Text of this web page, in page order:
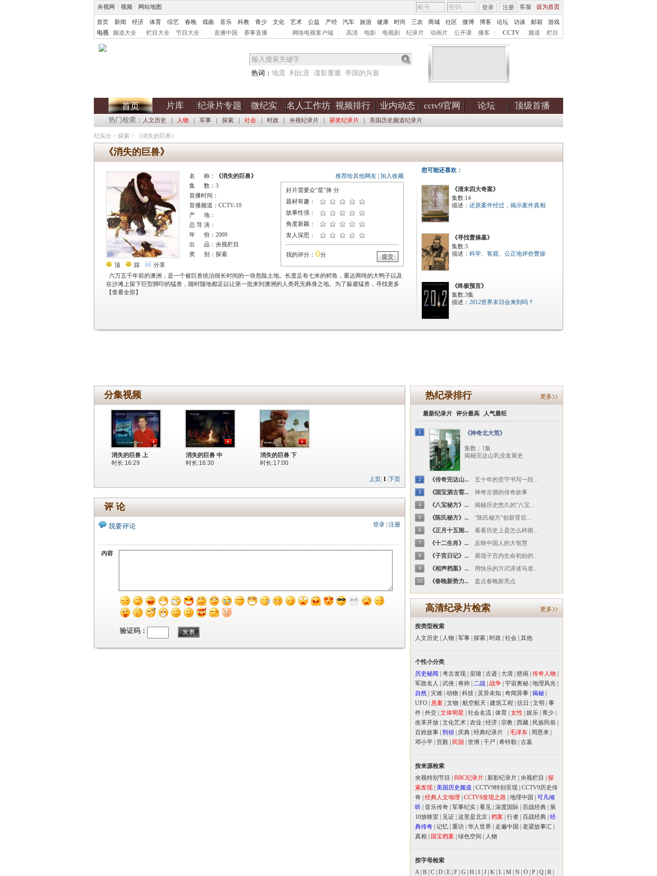
央视网 视频 网站地图 客服 设为首页
登录 注册
首页 新闻 经济 体育 综艺 春晚 戏曲 音乐 科教 青少 文化 艺术 公益 产经 汽车 旅游 健康 时尚 三农 商城 社区 微博 博客 论坛 访谈 邮箱
游戏
电视
频道大全 栏目大全 节目大全 直播中国 赛事直播 网络电视客户端 高清 电影 电视剧 纪录片 动画片 公开课 播客 CCTV 频道 栏目
热词： 地震 利比亚 谍影重重 帝国的兴衰
首页 片库 纪录片专题 微纪实 名人工作坊 视频排行 业内动态 cctv9官网 论坛 顶级首播
热门检索： 人文历史 人物 军事 探索 社会 时政 央视纪录片 获奖纪录片 美国历史频道纪录片
纪实台 > 探索 > 《消失的巨兽》
《消失的巨兽》
顶 踩 分享
名 称：
《消失的巨兽》
集 数：3
首播时间：
首播频道：CCTV-10
产 地：
总 导 演：
年 份：2009
出 品：央视栏目
类 别：探索
六万五千年前的澳洲，是一个被巨兽统治很长时间的一块危险土地。长度足有七米的鳄鱼，重达两吨的大鸭子以及
在沙滩上留下巨型脚印的猛兽，随时随地都足以让第一批来到澳洲的人类死无葬身之地。为了躲避猛兽，寻找更多
【查看全部】
推荐给其他网友 加入收藏
好片需要众“星”捧 分
题材有趣：
故事性强：
角度新颖：
发人深思：
我的评分： 0分 提交
您可能还喜欢：
《清末四大奇案》
集数:14
描述： 还原案件经过，揭示案件真相
《寻找曹操墓》
集数:3
描述： 科学、客观、公正地评价曹操
《终极预言》
集数:3集
描述： 2012世界末日会来到吗？
分集视频
消失的巨兽 上
时长:16:29
消失的巨兽 中
时长:16:30
消失的巨兽 下
时长:17:00
上页 1 下页
评 论
登录 注册
我要评论
内容
验证码：
热纪录排行 更多
最新纪录片 评分最高 人气最旺
1 《神奇北大荒》
集数：1集
揭秘完达山乳业发展史
2 《传奇完达山... 五十年的坚守书写一段...
3 《国宝酒古窖... 神奇古酒的传奇故事
4 《八宝秘方》... 揭秘历史悠久的“八宝...
5 《陈氏秘方》... “陈氏秘方”创新背后...
6 《正月十五闹... 看看历史上是怎么样闹...
7 《十二生肖》... 反映中国人的大智慧
8 《子宫日记》... 展现子宫内生命初始的...
9 《相声档案》... 用快乐的方式讲述马老...
10 《春晚新势力... 盘点春晚新亮点
高清纪录片检索 更多
按类型检索
人文历史
人物 军事 探索 时政 社会 其他
个性小分类
历史秘闻
考古发现 皇陵 古迹 大清 慈禧 传奇人物
军政名人
武侠 将帅 二战 战争 宇宙奥秘 地理风光
自然
灾难 动物 科技 灵异未知 奇闻异事 揭秘
UFO 悬案 文物 航空航天 建筑工程 抗日 文明
事
件 外交 文体明星 社会名流 体育 女性 娱乐 青少
改革开放 文化艺术 农业 经济 宗教 西藏 民族民俗
百姓故事 刑侦 庆典 经典纪录片 毛泽东 周恩来
邓小平 宫殿 民国 世博 干尸 希特勒 古墓
按来源检索
央视特别节目
BBC纪录片 新影纪录片 央视栏目
探
索发现 美国历史频道 CCTV9特别呈现 CCTV9历史传
奇 经典人文地理 CCTV9发现之路 地理中国
可凡倾
听 音乐传奇 军事纪实 看见 深度国际 百战经典 第
10放映室
见证 这里是北京 档案 行者 百战经典 经
典传奇 记忆 重访 华人世界 走遍中国 老梁故事汇
真相
国宝档案 绿色空间 人物
按字母检索
A| B C D E F G H I J K L M N O P Q R